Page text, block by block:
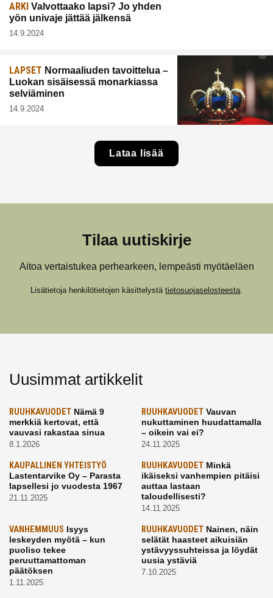
ARKI Valvottaako lapsi? Jo yhden
yön univaje jättää jälkensä
14.9.2024
LAPSET Normaaliuden tavoittelua –
Luokan sisäisessä monarkiassa
selviäminen
14.9.2024
Lataa lisää
Tilaa uutiskirje
Aitoa vertaistukea perhearkeen, lempeästi myötäeläen
Lisätietoja henkilötietojen käsittelystä tietosuojaselosteesta.
Uusimmat artikkelit
RUUHKAVUODET Nämä 9
merkkiä kertovat, että
vauvasi rakastaa sinua
8.1.2026
RUUHKAVUODETVauvan
nukuttaminen huudattamalla
– oikein vai ei?
24.11.2025
KAUPALLINEN YHTEISTYÖ
Lastentarvike Oy – Parasta
lapsellesi jo vuodesta 1967
21.11.2025
RUUHKAVUODETMinkä
ikäiseksi vanhempien pitäisi
auttaa lastaan
taloudellisesti?
14.11.2025
VANHEMMUUS Isyys
leskeyden myötä – kun
puoliso tekee
peruuttamattoman
päätöksen
1.11.2025
RUUHKAVUODETNainen, näin
selätät haasteet aikuisiän
ystävyyssuhteissa ja löydät
uusia ystäviä
7.10.2025